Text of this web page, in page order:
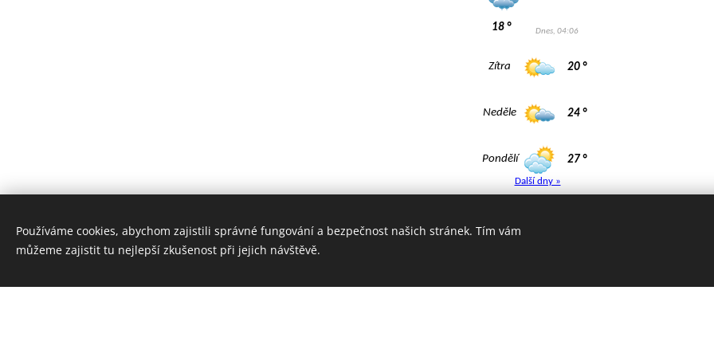
Používáme cookies, abychom zajistili správné fungování a bezpečnost našich stránek. Tím vám
můžeme zajistit tu nejlepší zkušenost při jejich návštěvě.